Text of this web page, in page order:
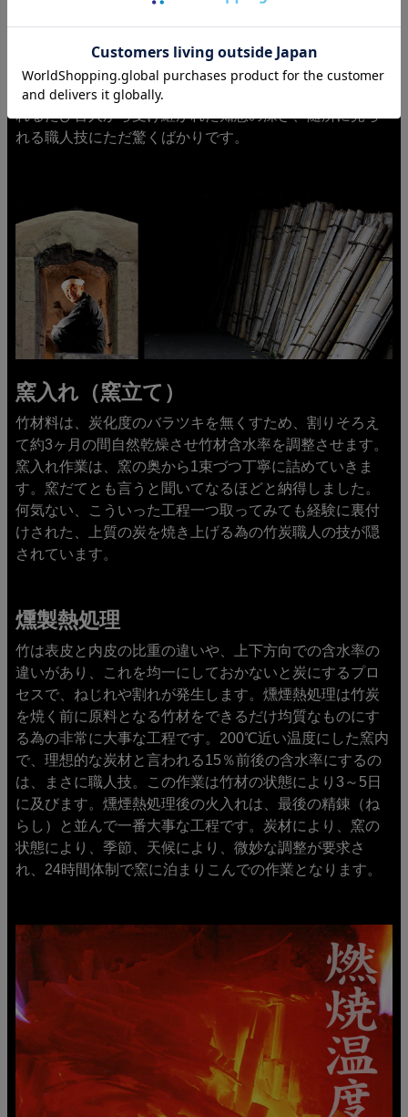
でしか焼かれないという結論に達しました。経験の浅い
人でも、比較的安定した品質の炭を焼くことができる鉄
製窯などに比べ、高度の熟練技術と経験を要求れさる土
窯づくりの竹炭。温度センサーなど現代の科学も取り入
れながらの窯との対話ですが、最後は職人の技。窯を訪
れるたび古人から受け継がれた知恵の深さ、随所に見ら
れる職人技にただ驚くばかりです。
窯入れ（窯立て）
竹材料は、炭化度のバラツキを無くすため、割りそろえ
て約3ヶ月の間自然乾燥させ竹材含水率を調整させます。
窯入れ作業は、窯の奥から1束づつ丁寧に詰めていきま
す。窯だてとも言うと聞いてなるほどと納得しました。
何気ない、こういった工程一つ取ってみても経験に裏付
けされた、上質の炭を焼き上げる為の竹炭職人の技が隠
されています。
燻製熱処理
竹は表皮と内皮の比重の違いや、上下方向での含水率の
違いがあり、これを均一にしておかないと炭にするプロ
セスで、ねじれや割れが発生します。燻煙熱処理は竹炭
を焼く前に原料となる竹材をできるだけ均質なものにす
る為の非常に大事な工程です。200℃近い温度にした窯内
で、理想的な炭材と言われる15％前後の含水率にするの
は、まさに職人技。この作業は竹材の状態により3～5日
に及びます。燻煙熱処理後の火入れは、最後の精錬（ね
らし）と並んで一番大事な工程です。炭材により、窯の
状態により、季節、天候により、微妙な調整が要求さ
れ、24時間体制で窯に泊まりこんでの作業となります。